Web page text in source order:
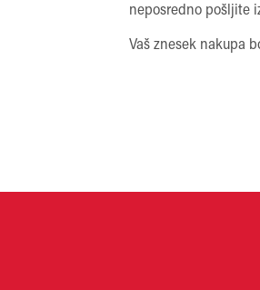
neposredno pošljite
Vaš znesek nakupa